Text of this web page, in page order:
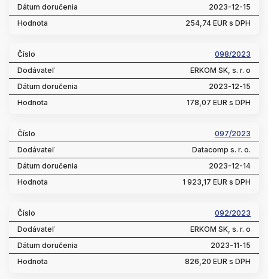
2023-12-15
254,74 EUR s DPH
098/2023
ERKOM SK, s. r. o
2023-12-15
178,07 EUR s DPH
097/2023
Datacomp s. r. o.
2023-12-14
1 923,17 EUR s DPH
092/2023
ERKOM SK, s. r. o
2023-11-15
826,20 EUR s DPH